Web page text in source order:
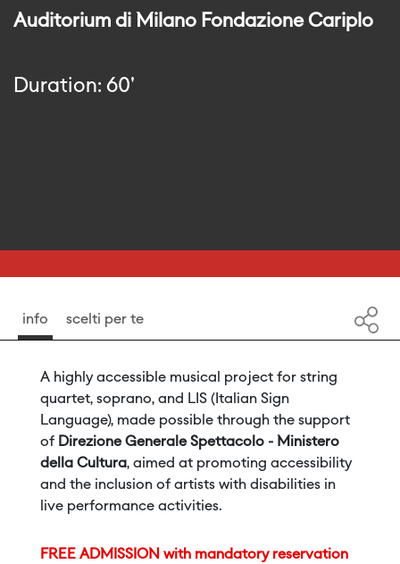
Auditorium di Milano Fondazione Cariplo
Duration: 60'
info scelti per te
A highly accessible musical project for string
quartet, soprano, and LIS (Italian Sign
Language), made possible through the support
of Direzione Generale Spettacolo - Ministero
della Cultura, aimed at promoting accessibility
and the inclusion of artists with disabilities in
live performance activities.
FREE ADMISSION with mandatory reservation